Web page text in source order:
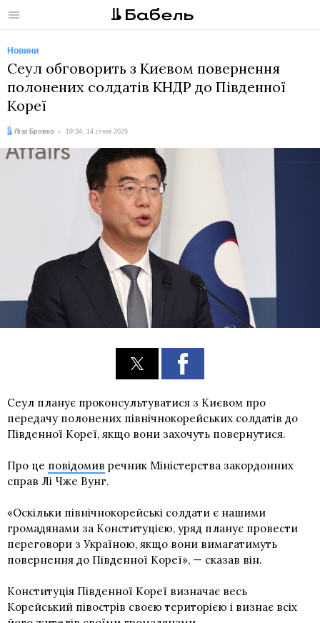
Меню
Новини
Сеул обговорить з Києвом повернення
полонених солдатів КНДР до Південної
Кореї
Автор:
Ліза Бровко
Дата: 19:34, 14 січня 2025
Сеул планує проконсультуватися з Києвом про
передачу полонених північнокорейських солдатів до
Південної Кореї, якщо вони захочуть повернутися.
Про це повідомив речник Міністерства закордонних
справ Лі Чже Вунг.
«Оскільки північнокорейські солдати є нашими
громадянами за Конституцією, уряд планує провести
переговори з Україною, якщо вони вимагатимуть
повернення до Південної Кореї», — сказав він.
Конституція Південної Кореї визначає весь
Корейський півострів своєю територією і визнає всіх